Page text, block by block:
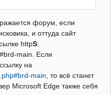
форум, если
и оттуда сайт
httpS:
main. Если
на
main , то всё станет
Microsoft Edge также себя